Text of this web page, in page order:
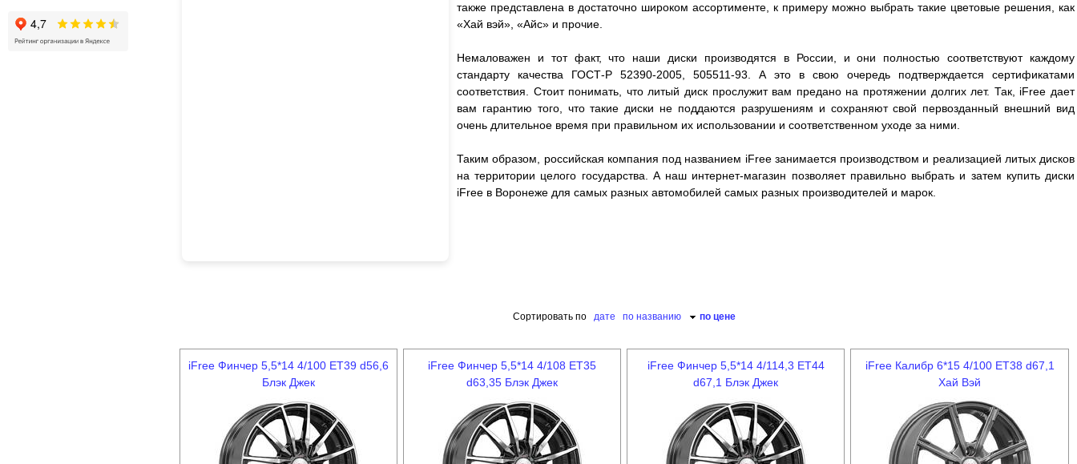
также представлена в достаточно широком ассортименте, к примеру можно выбрать такие цветовые решения, как
«Хай вэй», «Айс» и прочие.
Немаловажен и тот факт, что наши диски производятся в России, и они полностью соответствуют каждому
стандарту качества ГОСТ-Р 52390-2005, 505511-93. А это в свою очередь подтверждается сертификатами
соответствия. Стоит понимать, что литый диск прослужит вам предано на протяжении долгих лет. Так, iFree дает
вам гарантию того, что такие диски не поддаются разрушениям и сохраняют свой первозданный внешний вид
очень длительное время при правильном их использовании и соответственном уходе за ними.
Таким образом, российская компания под названием iFree занимается производством и реализацией литых дисков
на территории целого государства. А наш интернет-магазин позволяет правильно выбрать и затем купить диски
iFree в Воронеже для самых разных автомобилей самых разных производителей и марок.
Сортировать по дате по названию по цене
iFree Финчер 5,5*14 4/100 ET39 d56,6
Блэк Джек
iFree Финчер 5,5*14 4/108 ET35
d63,35 Блэк Джек
iFree Финчер 5,5*14 4/114,3 ET44
d67,1 Блэк Джек
iFree Калибр 6*15 4/100 ET38 d67,1
Хай Вэй